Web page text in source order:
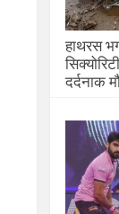
हाथरस
दर्दनाक